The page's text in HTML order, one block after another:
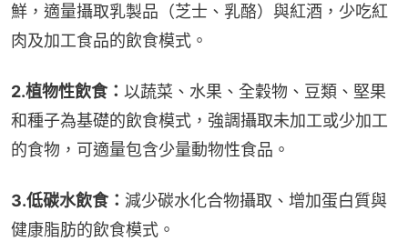
鮮，適量攝取乳製品（芝士、乳酪）與紅酒，少吃紅
肉及加工食品的飲食模式。
2.植物性飲食： 以蔬菜、水果、全穀物、豆類、堅果
和種子為基礎的飲食模式，強調攝取未加工或少加工
的食物，可適量包含少量動物性食品。
3.低碳水飲食： 減少碳水化合物攝取、增加蛋白質與
健康脂肪的飲食模式。